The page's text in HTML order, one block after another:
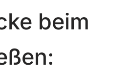
beim